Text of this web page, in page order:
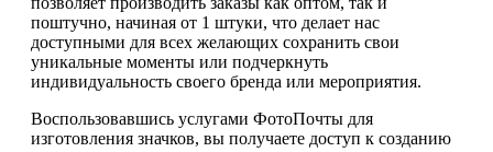
поштучно, начиная от 1 штуки, что делает нас
доступными для всех желающих сохранить свои
уникальные моменты или подчеркнуть
индивидуальность своего бренда или мероприятия.
Воспользовавшись услугами ФотоПочты для
изготовления значков, вы получаете доступ к созданию